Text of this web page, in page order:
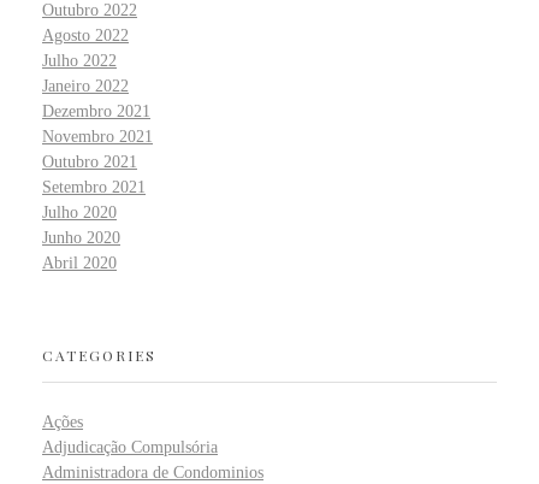
Outubro 2022
Agosto 2022
Julho 2022
Janeiro 2022
Dezembro 2021
Novembro 2021
Outubro 2021
Setembro 2021
Julho 2020
Junho 2020
Abril 2020
CATEGORIES
Ações
Adjudicação Compulsória
Administradora de Condominios